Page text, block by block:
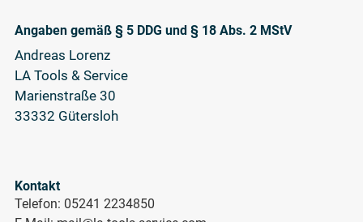
Angaben gemäß § 5 DDG und § 18 Abs. 2 MStV
Andreas Lorenz
LA Tools & Service
Marienstraße 30
33332 Gütersloh
Kontakt
Telefon: 05241 2234850